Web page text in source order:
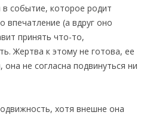
событие, которое родит
впечатление (а вдруг оно
принять что-то,
Жертва к этому не готова, ее
не согласна подвинуться ни
хотя внешне она